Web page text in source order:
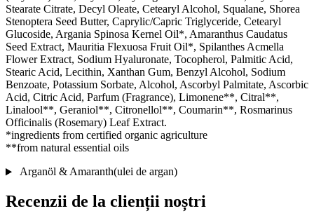
Stearate Citrate, Decyl Oleate, Cetearyl Alcohol, Squalane, Shorea
Stenoptera Seed Butter, Caprylic/Capric Triglyceride, Cetearyl
Glucoside, Argania Spinosa Kernel Oil*, Amaranthus Caudatus
Seed Extract, Mauritia Flexuosa Fruit Oil*, Spilanthes Acmella
Flower Extract, Sodium Hyaluronate, Tocopherol, Palmitic Acid,
Stearic Acid, Lecithin, Xanthan Gum, Benzyl Alcohol, Sodium
Benzoate, Potassium Sorbate, Alcohol, Ascorbyl Palmitate, Ascorbic
Acid, Citric Acid, Parfum (Fragrance), Limonene**, Citral**,
Linalool**, Geraniol**, Citronellol**, Coumarin**, Rosmarinus
Officinalis (Rosemary) Leaf Extract.
*ingredients from certified organic agriculture
**from natural essential oils
Arganöl & Amaranth(ulei de argan)
Recenzii de la clienții noștri